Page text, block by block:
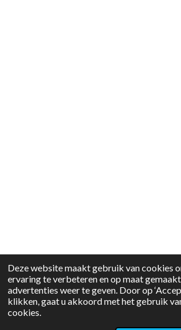
Deze website maakt gebruik van cookies
ervaring te verbeteren en op maat
advertenties weer te geven. Door op
klikken, gaat u akkoord met het gebruik
cookies.